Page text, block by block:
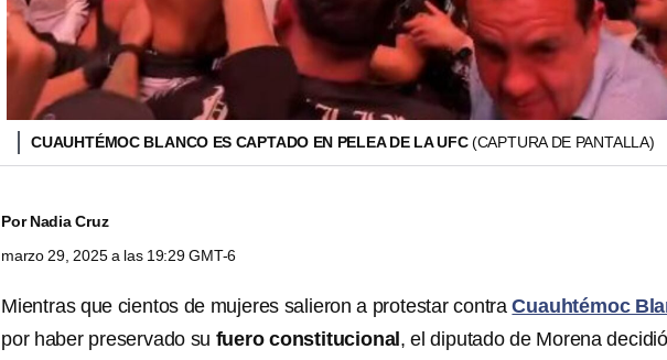
CUAUHTÉMOC BLANCO ES CAPTADO EN PELEA DE LA UFC(CAPTURA DE PANTALLA)
PorNadia Cruz
marzo 29, 2025 a las 19:29 GMT-6
Mientras que cientos de mujeres salieron a protestar contraCuauhtémoc
por haber preservado su fuero constitucional , el diputado de Morena